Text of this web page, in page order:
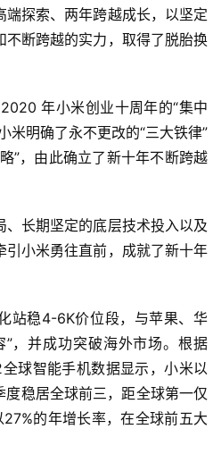
探索、两年跨越成长，以坚定
不断跨越的实力，取得了脱胎换
年小米创业十周年的“集中
米明确了永不更改的“三大铁律”
”，由此确立了新十年不断跨越
长期坚定的底层技术投入以及
引小米勇往直前，成就了新十年
站稳4-6K价位段，与苹果、华
”，并成功突破海外市场。根据
球智能手机数据显示，小米以
度稳居全球前三，距全球第一仅
的年增长率，在全球前五大